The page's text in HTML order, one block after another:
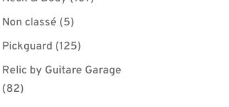
Non classé (5)
Pickguard (125)
Relic by Guitare Garage
(82)